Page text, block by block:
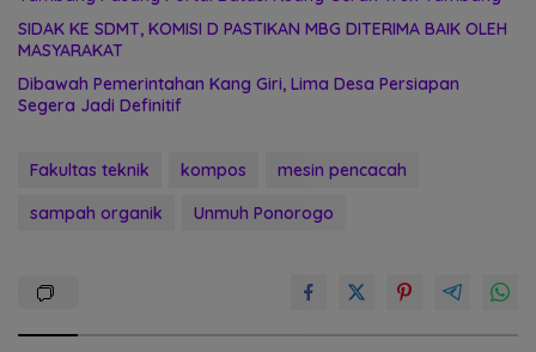
SIDAK KE SDMT, KOMISI D PASTIKAN MBG DITERIMA BAIK OLEH
MASYARAKAT
Dibawah Pemerintahan Kang Giri, Lima Desa Persiapan
Segera Jadi Definitif
Fakultas teknik kompos
mesin pencacah
sampah organik
Unmuh Ponorogo